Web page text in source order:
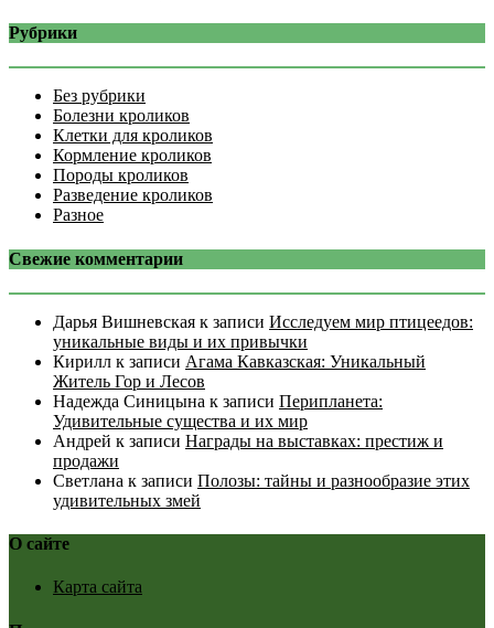
Рубрики
Без рубрики
Болезни кроликов
Клетки для кроликов
Кормление кроликов
Породы кроликов
Разведение кроликов
Разное
Свежие комментарии
Дарья Вишневская к записи Исследуем мир птицеедов:
уникальные виды и их привычки
Кирилл к записи Агама Кавказская: Уникальный
Житель Гор и Лесов
Надежда Синицына к записи Перипланета:
Удивительные существа и их мир
Андрей к записи Награды на выставках: престиж и
продажи
Светлана к записи Полозы: тайны и разнообразие этих
удивительных змей
О сайте
Карта сайта